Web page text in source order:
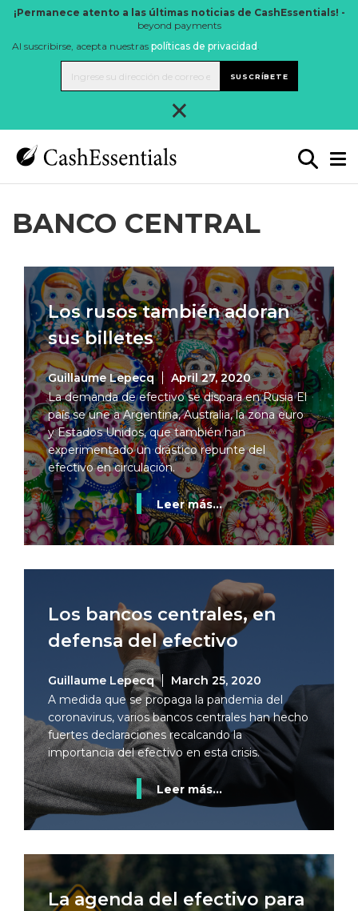
¡Permanece atento a las últimas noticias de CashEssentials! -
beyond payments
Al suscribirse, acepta nuestras políticas de privacidad .
SUSCRÍBETE
×
BANCO CENTRAL
Los rusos también adoran
sus billetes
Guillaume Lepecq
April 27, 2020
La demanda de efectivo se dispara en Rusia El
país se une a Argentina, Australia, la zona euro
y Estados Unidos, que también han
experimentado un drástico repunte del
efectivo en circulación.
Leer más...
Los bancos centrales, en
defensa del efectivo
Guillaume Lepecq
March 25, 2020
A medida que se propaga la pandemia del
coronavirus, varios bancos centrales han hecho
fuertes declaraciones recalcando la
importancia del efectivo en esta crisis.
Leer más...
La agenda del efectivo para